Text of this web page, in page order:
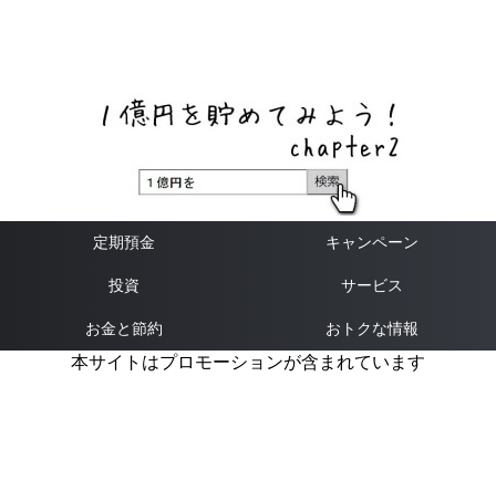
定期預金 キャンペーン
投資 サービス
お金と節約 おトクな情報
本サイトはプロモーションが含まれています